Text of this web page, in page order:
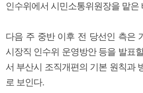
인수위에서 시민소통위원장을 맡은
다음 주 중반 이후 전 당선인 측은
시장직 인수위 운영방안 등을 발표
서 부산시 조직개편의 기본 원칙과
로 보인다.